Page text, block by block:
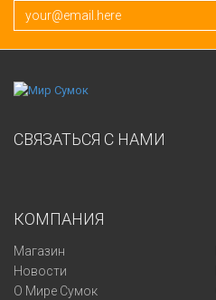
СВЯЗАТЬСЯ С НАМИ
КОМПАНИЯ
Магазин
Новости
О Мире Сумок